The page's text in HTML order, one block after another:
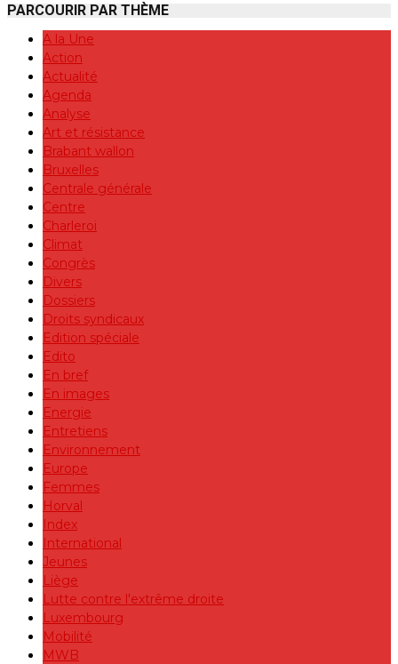
PARCOURIR PAR THÈME
A la Une
Action
Actualité
Agenda
Analyse
Art et résistance
Brabant wallon
Bruxelles
Centrale générale
Centre
Charleroi
Climat
Congrès
Divers
Dossiers
Droits syndicaux
Edition spéciale
Edito
En bref
En images
Energie
Entretiens
Environnement
Europe
Femmes
Horval
Index
International
Jeunes
Liège
Lutte contre l'extrême droite
Luxembourg
Mobilité
MWB